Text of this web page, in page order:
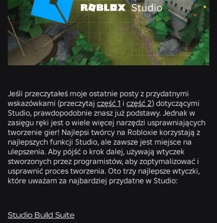
Jeśli przeczytałeś moje ostatnie posty z przydatnymi
wskazówkami (przeczytaj część 1 i część 2) dotyczącymi
Studio, prawdopodobnie znasz już podstawy. Jednak w
zasięgu ręki jest o wiele więcej narzędzi usprawniających
tworzenie gier! Najlepsi twórcy na Robloxie korzystają z
najlepszych funkcji Studio, ale zawsze jest miejsce na
ulepszenia. Aby pójść o krok dalej, używają wtyczek
stworzonych przez programistów, aby zoptymalizować i
usprawnić proces tworzenia. Oto trzy najlepsze wtyczki,
które uważam za najbardziej przydatne w Studio:
Studio Build Suite